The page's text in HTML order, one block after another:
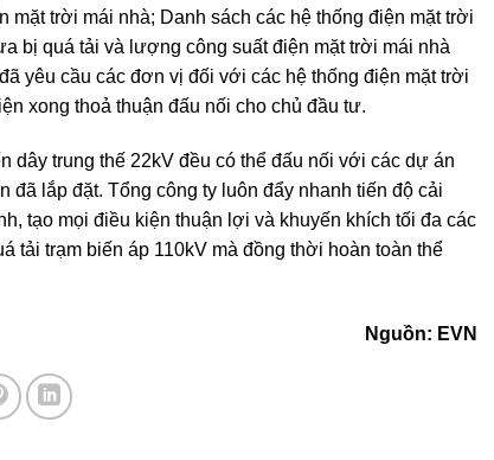
mặt trời mái nhà; Danh sách các hệ thống điện mặt trời
bị quá tải và lượng công suất điện mặt trời mái nhà
yêu cầu các đơn vị đối với các hệ thống điện mặt trời
xong thoả thuận đấu nối cho chủ đầu tư.
dây trung thế 22kV đều có thể đấu nối với các dự án
lắp đặt. Tổng công ty luôn đẩy nhanh tiến độ cải
tạo mọi điều kiện thuận lợi và khuyến khích tối đa các
tải trạm biến áp 110kV mà đồng thời hoàn toàn thể
Nguồn: EVN